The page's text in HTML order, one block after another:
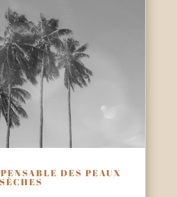
DES PEAUX
SÈCHES